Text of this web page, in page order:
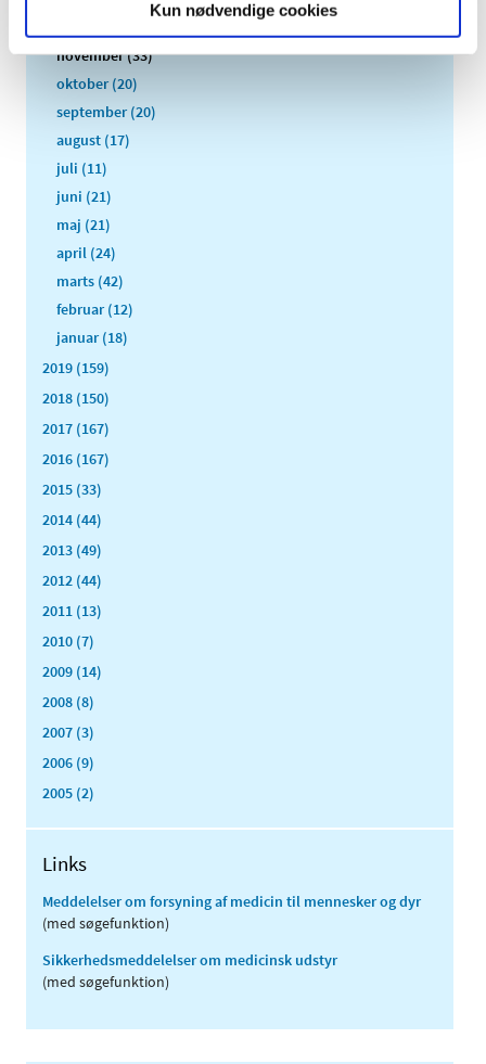
Kun nødvendige cookies
november (33)
oktober (20)
september (20)
august (17)
juli (11)
juni (21)
maj (21)
april (24)
marts (42)
februar (12)
januar (18)
2019 (159)
2018 (150)
2017 (167)
2016 (167)
2015 (33)
2014 (44)
2013 (49)
2012 (44)
2011 (13)
2010 (7)
2009 (14)
2008 (8)
2007 (3)
2006 (9)
2005 (2)
Links
Meddelelser om forsyning af medicin til mennesker og dyr
(med søgefunktion)
Sikkerhedsmeddelelser om medicinsk udstyr
(med søgefunktion)